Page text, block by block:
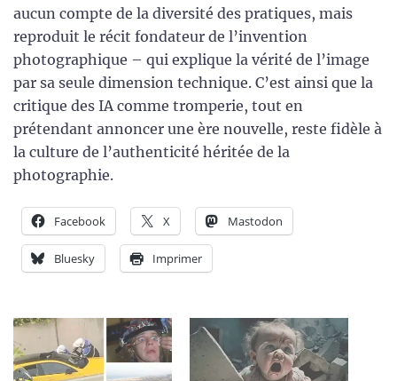
aucun compte de la diversité des pratiques, mais
reproduit le récit fondateur de l’invention
photographique – qui explique la vérité de l’image
par sa seule dimension technique. C’est ainsi que la
critique des IA comme tromperie, tout en
prétendant annoncer une ère nouvelle, reste fidèle à
la culture de l’authenticité héritée de la
photographie.
Facebook X Mastodon
Bluesky Imprimer